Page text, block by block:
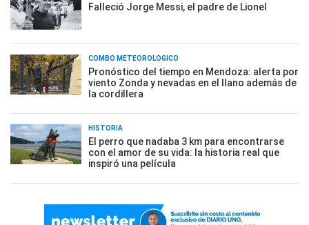
Falleció Jorge Messi, el padre de Lionel
COMBO METEOROLÓGICO
Pronóstico del tiempo en Mendoza: alerta por
viento Zonda y nevadas en el llano además de
la cordillera
HISTORIA
El perro que nadaba 3 km para encontrarse
con el amor de su vida: la historia real que
inspiró una película